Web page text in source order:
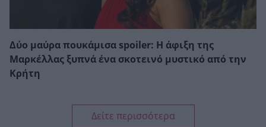
Δύο μαύρα πουκάμισα spoiler: Η άφιξη της
Μαρκέλλας ξυπνά ένα σκοτεινό μυστικό από την
Κρήτη
Δείτε περισσότερα